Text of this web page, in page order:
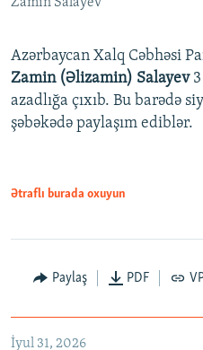
Azərbaycan Xalq Cəbhəsi
Zamin (Əlizamin) Salayev
azadlığa çıxıb. Bu barədə
şəbəkədə paylaşım ediblər.
Ətraflı burada oxuyun
Paylaş PDF
İyul 31, 2026